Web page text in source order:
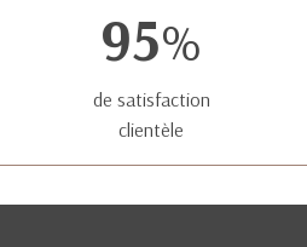
95%
de satisfaction
clientèle